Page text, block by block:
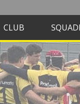
CLUB